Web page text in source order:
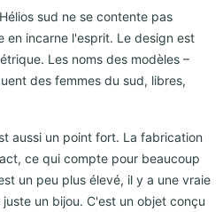
sud ne se contente pas
en incarne l'esprit. Le design est
Les noms des modèles –
des femmes du sud, libres,
aussi un point fort. La fabrication
ce qui compte pour beaucoup
un peu plus élevé, il y a une vraie
un bijou. C'est un objet conçu